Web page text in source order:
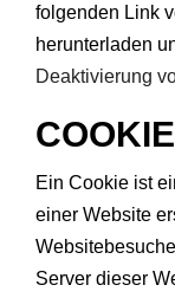
folgenden Link
herunterladen
Deaktivierung
Ein Cookie ist
einer Website
Server dieser